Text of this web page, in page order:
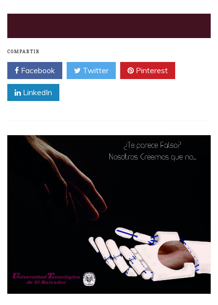
COMPARTIR
Facebook Twitter Pinterest
LinkedIn